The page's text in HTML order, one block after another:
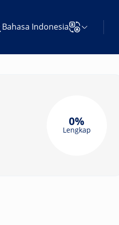
Learning on TAP
Bahasa IndonesiaUbah Bahasa
0%
Lengkap